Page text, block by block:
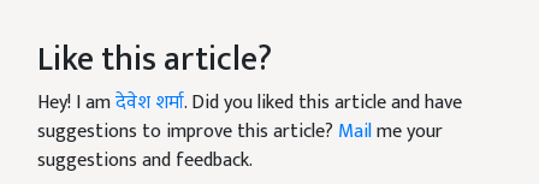
Like this article?
Hey! I amदेवेश शर्मा. Did you liked this article and have
suggestions to improve this article? Mailme your
suggestions and feedback.